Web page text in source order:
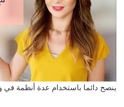
ينصح دائما باستخدام عدة أنظمة في